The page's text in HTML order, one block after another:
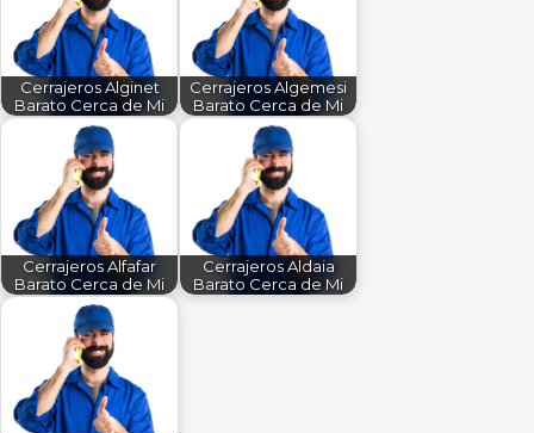
Cerrajeros Alginet
Barato Cerca de Mi
Cerrajeros Algemesi
Barato Cerca de Mi
Cerrajeros Alfafar
Barato Cerca de Mi
Cerrajeros Aldaia
Barato Cerca de Mi